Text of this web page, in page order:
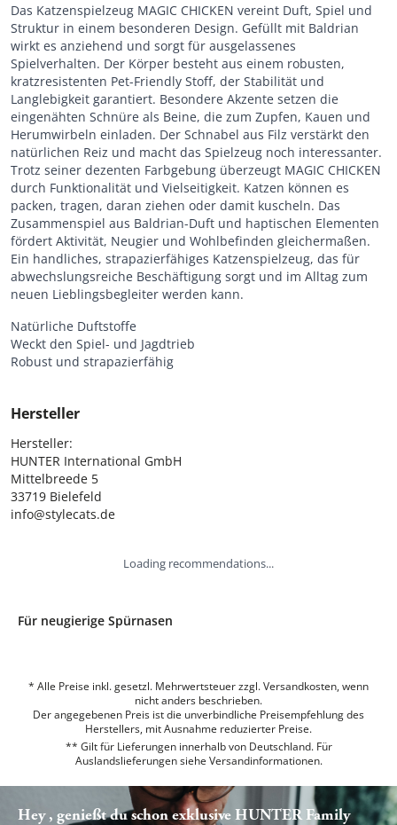
Das Katzenspielzeug MAGIC CHICKEN vereint Duft, Spiel und
Struktur in einem besonderen Design. Gefüllt mit Baldrian
wirkt es anziehend und sorgt für ausgelassenes
Spielverhalten. Der Körper besteht aus einem robusten,
kratzresistenten Pet-Friendly Stoff, der Stabilität und
Langlebigkeit garantiert. Besondere Akzente setzen die
eingenähten Schnüre als Beine, die zum Zupfen, Kauen und
Herumwirbeln einladen. Der Schnabel aus Filz verstärkt den
natürlichen Reiz und macht das Spielzeug noch interessanter.
Trotz seiner dezenten Farbgebung überzeugt MAGIC CHICKEN
durch Funktionalität und Vielseitigkeit. Katzen können es
packen, tragen, daran ziehen oder damit kuscheln. Das
Zusammenspiel aus Baldrian-Duft und haptischen Elementen
fördert Aktivität, Neugier und Wohlbefinden gleichermaßen.
Ein handliches, strapazierfähiges Katzenspielzeug, das für
abwechslungsreiche Beschäftigung sorgt und im Alltag zum
neuen Lieblingsbegleiter werden kann.
Natürliche Duftstoffe
Weckt den Spiel- und Jagdtrieb
Robust und strapazierfähig
Hersteller
Hersteller:
HUNTER International GmbH
Mittelbreede 5
33719 Bielefeld
info@stylecats.de
Loading recommendations...
Für neugierige Spürnasen
* Alle Preise inkl. gesetzl. Mehrwertsteuer zzgl. Versandkosten, wenn
nicht anders beschrieben.
Der angegebenen Preis ist die unverbindliche Preisempfehlung des
Herstellers, mit Ausnahme reduzierter Preise.
** Gilt für Lieferungen innerhalb von Deutschland. Für
Auslandslieferungen siehe Versandinformationen.
Hey , genießt du schon exklusive HUNTER Family